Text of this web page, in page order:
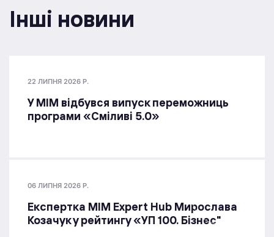
Інші новини
22 ЛИПНЯ 2026 Р.
У МІМ відбувся випуск переможниць
програми «Сміливі 5.0»
06 ЛИПНЯ 2026 Р.
Експертка MIM Expert Hub Мирослава
Козачук у рейтингу «УП 100. Бізнес"